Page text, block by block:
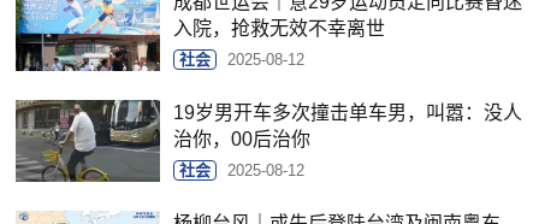
入院，抢救无效不幸离世
社会 2025-08-12
19岁男开车多次撞击单车男，叫嚣：没人
治你，00后治你
社会 2025-08-12